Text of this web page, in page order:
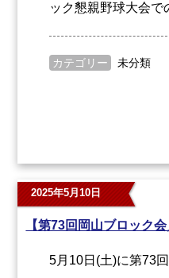
ック懇親野球大会
カテゴリー 未分類
2025年5月10日
【第73回岡山ブロック
5月10日(土)に第73